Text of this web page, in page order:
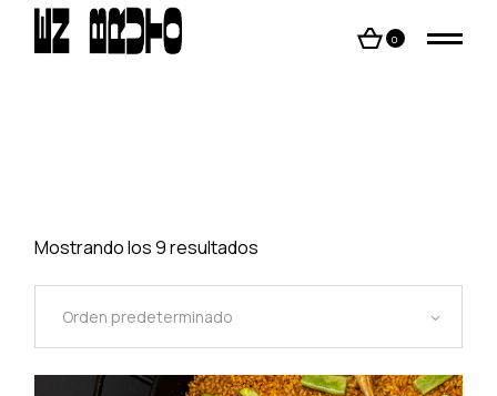
content
0
Mostrando los 9 resultados
Orden predeterminado